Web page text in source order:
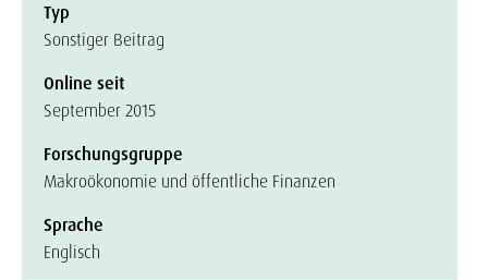
Typ
Sonstiger Beitrag
Online seit
September 2015
Forschungsgruppe
Makroökonomie und öffentliche Finanzen
Sprache
Englisch